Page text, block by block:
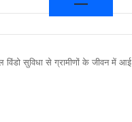
विंडो सुविधा से ग्रामीणों के जीवन में